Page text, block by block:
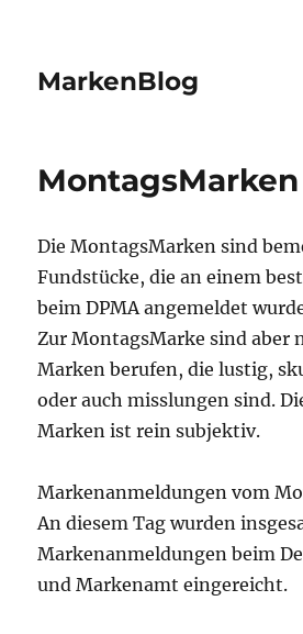
MarkenBlog
Die MontagsMarken sind
Fundstücke, die an einem
beim DPMA angemeldet
Zur MontagsMarke sind aber
Marken berufen, die lustig,
oder auch misslungen sind.
Marken ist rein subjektiv.
Markenanmeldungen vom
An diesem Tag wurden
Markenanmeldungen beim
und Markenamt eingereicht.